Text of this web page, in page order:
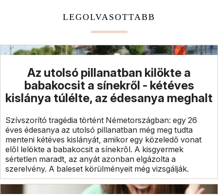
LEGOLVASOTTABB
Az utolsó pillanatban kilökte a
babakocsit a sínekről - kétéves
kislánya túlélte, az édesanya meghalt
Szívszorító tragédia történt Németországban: egy 26
éves édesanya az utolsó pillanatban még meg tudta
menteni kétéves kislányát, amikor egy közeledő vonat
elől lelökte a babakocsit a sínekről. A kisgyermek
sértetlen maradt, az anyát azonban elgázolta a
szerelvény. A baleset körülményeit még vizsgálják.